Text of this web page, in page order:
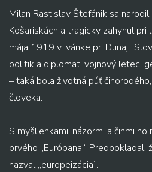
Milan Rastislav Štefánik sa
Košariskách a tragicky zahynul
mája 1919 v Ivánke pri Dunaji.
politik a diplomat, vojnový letec,
– taká bola životná púť
človeka.
S myšlienkami, názormi a činmi
prvého „Európana“.
nazval „europeizácia“...